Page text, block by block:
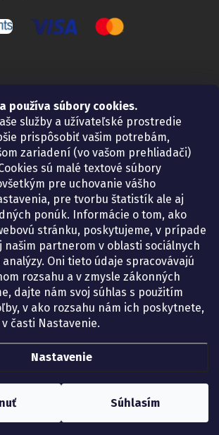
používa súbory cookies.
služby a užívateľské prostredie
prispôsobiť vašim potrebám,
zariadení (vo vašom prehliadači)
sú malé textové súbory
pre uchovanie vášho
pre tvorbu štatistík ale aj
ponúk. Informácie o tom, ako
stránku, poskytujeme, v prípade
našim partnerom v oblasti sociálnych
Oni tieto údaje spracovávajú
rozsahu a v zmysle zákonných
dajte nám svoj súhlas s použitím
v ako rozsahu nám ich poskytnete,
časti Nastavenie.
Nastavenie
Súhlasím
2
h.
h.
h.
h.
h.
Facebooku.
Vytvoril Shoptet
ADONAI – online lekáreň
Upraviť nastavenie cookies